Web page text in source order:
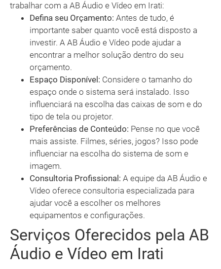
trabalhar com a AB Áudio e Vídeo em Irati:
Defina seu Orçamento: Antes de tudo, é
importante saber quanto você está disposto a
investir. A AB Áudio e Vídeo pode ajudar a
encontrar a melhor solução dentro do seu
orçamento.
Espaço Disponível: Considere o tamanho do
espaço onde o sistema será instalado. Isso
influenciará na escolha das caixas de som e do
tipo de tela ou projetor.
Preferências de Conteúdo: Pense no que você
mais assiste. Filmes, séries, jogos? Isso pode
influenciar na escolha do sistema de som e
imagem.
Consultoria Profissional: A equipe da AB Áudio e
Vídeo oferece consultoria especializada para
ajudar você a escolher os melhores
equipamentos e configurações.
Serviços Oferecidos pela AB
Áudio e Vídeo em Irati